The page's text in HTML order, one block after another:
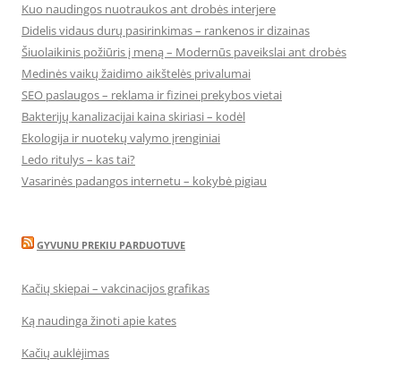
Kuo naudingos nuotraukos ant drobės interjere
Didelis vidaus durų pasirinkimas – rankenos ir dizainas
Šiuolaikinis požiūris į meną – Modernūs paveikslai ant drobės
Medinės vaikų žaidimo aikštelės privalumai
SEO paslaugos – reklama ir fizinei prekybos vietai
Bakterijų kanalizacijai kaina skiriasi – kodėl
Ekologija ir nuotekų valymo įrenginiai
Ledo ritulys – kas tai?
Vasarinės padangos internetu – kokybė pigiau
GYVUNU PREKIU PARDUOTUVE
Kačių skiepai – vakcinacijos grafikas
Ką naudinga žinoti apie kates
Kačių auklėjimas